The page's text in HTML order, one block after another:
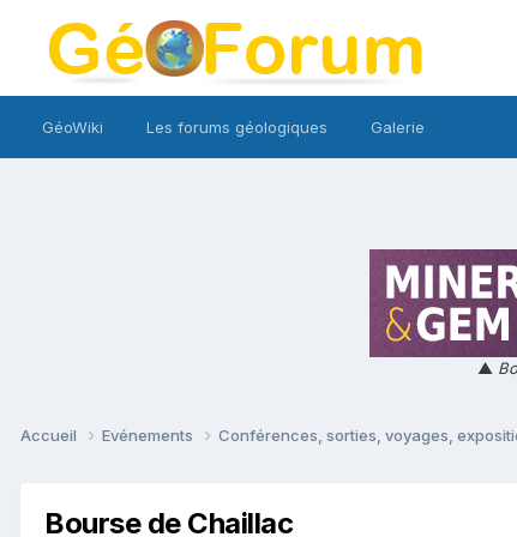
GéoWiki Les forums géologiques Galerie
▲
Accueil Evénements Conférences, sorties, voyages,
Bourse de Chaillac